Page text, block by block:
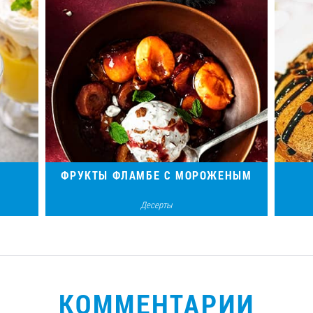
ФРУКТЫ ФЛАМБЕ С МОРОЖЕНЫМ
Десерты
КОММЕНТАРИИ